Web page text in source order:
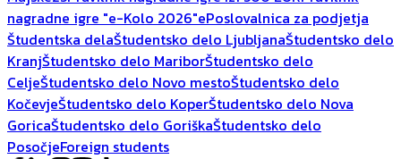
nagradne igre "e-Kolo 2026"ePoslovalnica za podjetja
Študentska delaŠtudentsko delo LjubljanaŠtudentsko delo
KranjŠtudentsko delo MariborŠtudentsko delo
CeljeŠtudentsko delo Novo mestoŠtudentsko delo
KočevjeŠtudentsko delo KoperŠtudentsko delo Nova
GoricaŠtudentsko delo GoriškaŠtudentsko delo
PosočjeForeign students